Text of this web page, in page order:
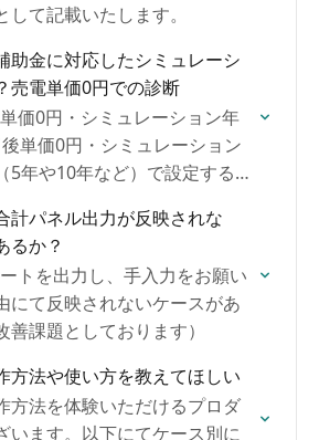
て記載いたします。
助金に対応したシミュレーシ
売電単価0円での診断
価0円・シミュレーション年
単価0円・シミュレーション
5年や10年など）で設定すると
。
計パネル出力が反映されな
るか？
トを出力し、手入力をお願い
にて反映されないケースがあ
善課題としております）
方法や使い方を教えてほしい
方法を体験いただけるプロダ
います。以下にてケース別に